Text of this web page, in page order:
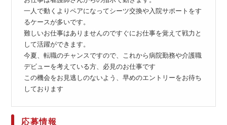
一人で動くよりペアになってシーツ交換や入院サポートをす
るケースが多いです。
難しいお仕事はありませんのですぐにお仕事を覚えて戦力と
して活躍ができます。
今夏、転職のチャンスですので、これから病院勤務や介護職
デビューを考えている方、必見のお仕事です
この機会をお見逃しのないよう、早めのエントリーをお待ち
しております
応募情報